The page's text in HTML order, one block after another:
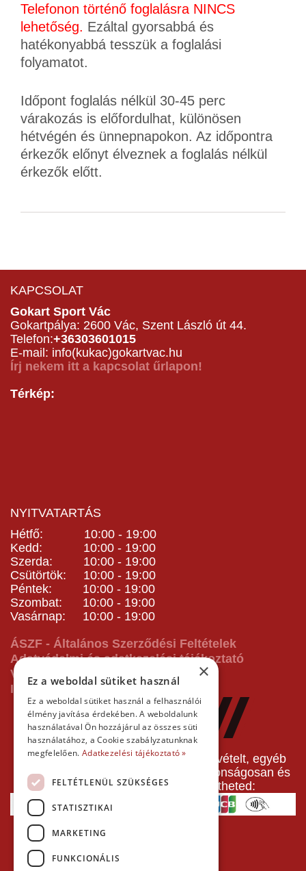
Telefonon történő foglalásra NINCS
lehetőség. Ezáltal gyorsabbá és
hatékonyabbá tesszük a foglalási
folyamatot.
Időpont foglalás nélkül 30-45 perc
várakozás is előfordulhat, különösen
hétvégén és ünnepnapokon. Az időpontra
érkezők előnyt élveznek a foglalás nélkül
érkezők előtt.
KAPCSOLAT
Gokart Sport Vác
Gokartpálya: 2600 Vác, Szent László út 44.
Telefon:+36303601015
E-mail: info(kukac)gokartvac.hu
Írj nekem itt a kapcsolat űrlapon!
Térkép:
NYITVATARTÁS
Hétfő: 10:00 - 19:00
Kedd: 10:00 - 19:00
Szerda: 10:00 - 19:00
Csütörtök: 10:00 - 19:00
Péntek: 10:00 - 19:00
Szombat: 10:00 - 19:00
Vasárnap: 10:00 - 19:00
ÁSZF - Általános Szerződési Feltételek
Adatvédelmi és adatkezelési tájékoztató
Vásárlás előtti tájékoztató
Impresszum
A pályafoglalást, gokartverseny részvételt, egyéb
termékeinket, szolgáltatásainkat biztonságosan és
gyorsan bankkártyával is kifizetheted:
×
Ez a weboldal sütiket használ
Ez a weboldal sütiket használ a felhasználói
élmény javítása érdekében. A weboldalunk
használatával Ön hozzájárul az összes süti
használatához, a Cookie szabályzatunknak
megfelelően. Adatkezelési tájékoztató »
FELTÉTLENÜL SZÜKSÉGES
STATISZTIKAI
MARKETING
FUNKCIONÁLIS